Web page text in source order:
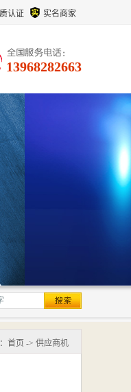
认证 实名商家
13968282663
首页 -> 供应商机